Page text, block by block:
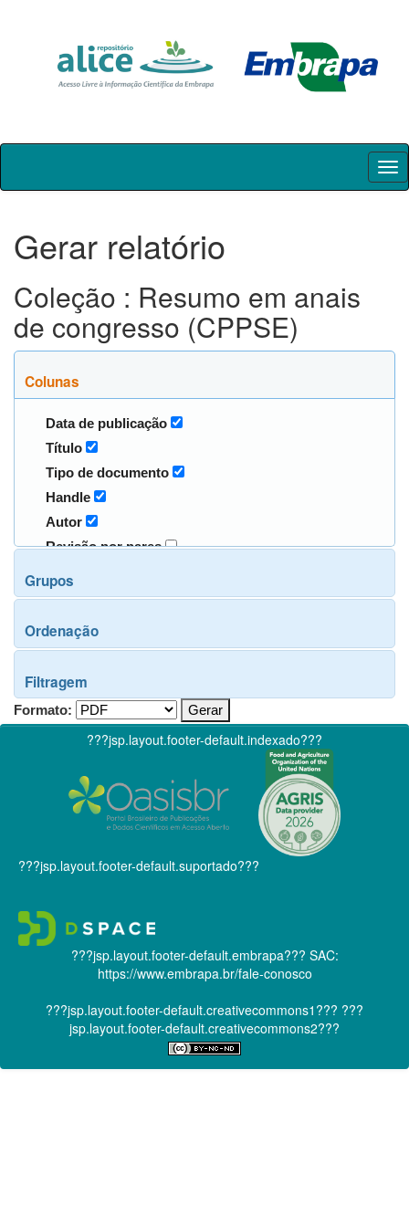
Skip
Gerar relatório
Coleção : Resumo em anais
de congresso (CPPSE)
Colunas
Data de publicação
Título
Tipo de documento
Handle
Autor
Revisão por pares
Grupos
Ordenação
Filtragem
Formato:
???jsp.layout.footer-default.indexado???
???jsp.layout.footer-default.suportado???
???jsp.layout.footer-default.embrapa??? SAC:
https://www.embrapa.br/fale-conosco
???jsp.layout.footer-default.creativecommons1??? ???
jsp.layout.footer-default.creativecommons2???